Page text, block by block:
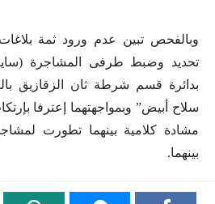
وبالفحص تبين عدم ورود ثمة
تحديد وضبط طرفى المشاجرة
بدائرة قسم شرطة ثان الزقازيق
سلاح أبيض” وبمواجهتهما إعترفا
مشادة كلامية بينهما تطورت
بينهما.